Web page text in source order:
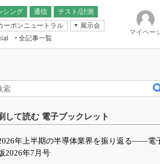
シング
通信
テスト/計測
ーボンニュートラル
展示会
ピューティング
全記事一覧
マイペー
して読む 電子ブックレット
年上半期の半導体業界を振り返る――電
2026年7月号